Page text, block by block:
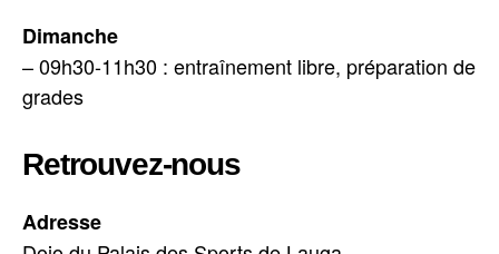
Dimanche
– 09h30-11h30 : entraînement libre, préparation de
grades
Retrouvez-nous
Adresse